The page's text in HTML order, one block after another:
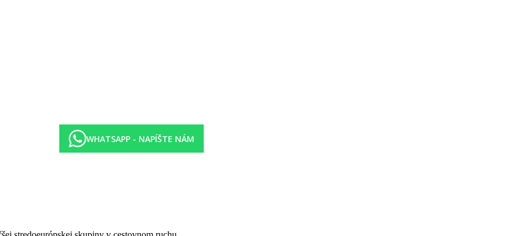
12:30–14:00, večera formou bufetu 18:00–21:00
nealkoholických a alkoholických nápojov 08:00-23:00
WHATSAPP - NAPÍŠTE NÁM